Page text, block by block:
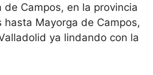
de Campos, en la provincia
Mayorga de Campos,
ya lindando con la